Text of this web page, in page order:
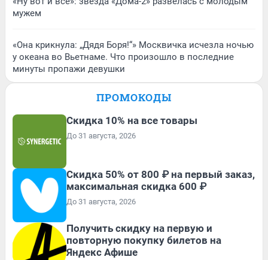
мужем
«Она крикнула: „Дядя Боря!“» Москвичка исчезла ночью
у океана во Вьетнаме. Что произошло в последние
минуты пропажи девушки
ПРОМОКОДЫ
Скидка 10% на все товары
До 31 августа, 2026
Скидка 50% от 800 ₽ на первый заказ,
максимальная скидка 600 ₽
До 31 августа, 2026
Получить скидку на первую и
повторную покупку билетов на
Яндекс Афише